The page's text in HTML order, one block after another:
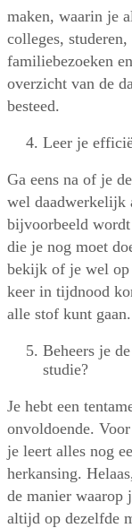
maken, waarin je
colleges,
familiebezoeken
overzicht van de
besteed.
Leer je
Ga eens na of je
wel daadwerkelijk
bijvoorbeeld
die je nog moet
bekijk of je wel
keer in tijdnood
alle stof kunt gaan.
Beheers je
studie?
Je hebt een
onvoldoende.
je leert alles nog
herkansing.
de manier waarop
altijd op dezelfde